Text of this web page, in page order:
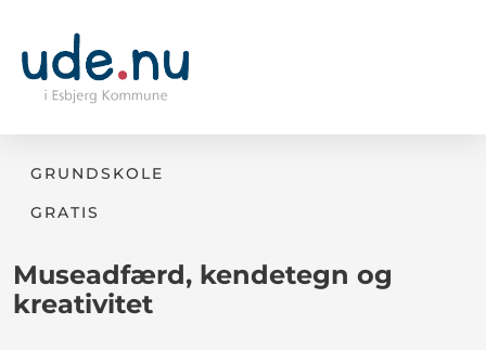
GRUNDSKOLE
GRATIS
Museadfærd, kendetegn og
kreativitet